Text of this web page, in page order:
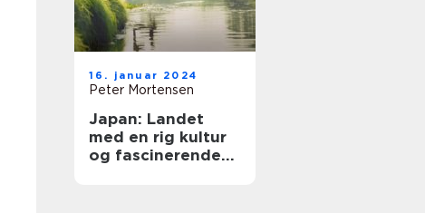
16. januar 2024
Peter Mortensen
Japan: Landet
med en rig kultur
og fascinerende